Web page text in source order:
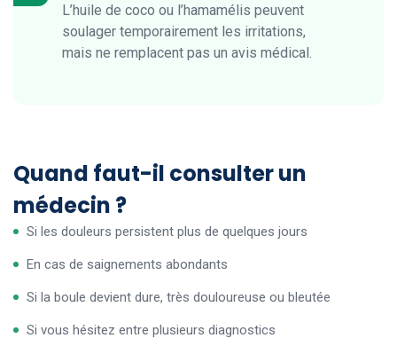
L’huile de coco ou l’hamamélis peuvent
soulager temporairement les irritations,
mais ne remplacent pas un avis médical.
Quand faut-il consulter un
médecin ?
Si les douleurs persistent plus de quelques jours
En cas de saignements abondants
Si la boule devient dure, très douloureuse ou bleutée
Si vous hésitez entre plusieurs diagnostics